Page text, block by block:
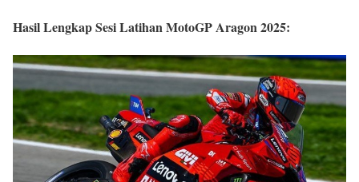
Hasil Lengkap Sesi Latihan MotoGP Aragon 2025: